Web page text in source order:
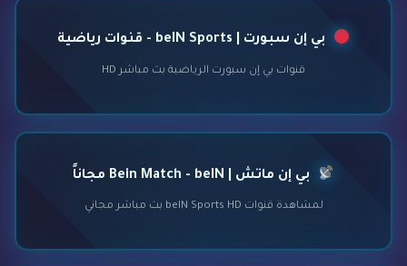
بي إن سبورت | beIN Sports - قنوات رياضية
قنوات بي إن سبورت الرياضية بث مباشر HD
بي إن ماتش | Bein Match - beIN مجاناً
لمشاهدة قنوات beIN Sports HD بث مباشر مجاني